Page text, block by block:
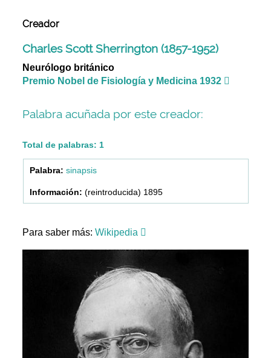
Creador
Charles Scott Sherrington (1857-1952)
Neurólogo británico
Premio Nobel de Fisiología y Medicina 1932
Palabra acuñada por este creador:
Total de palabras: 1
sinapsis
(reintroducida) 1895
Para saber más:Wikipedia